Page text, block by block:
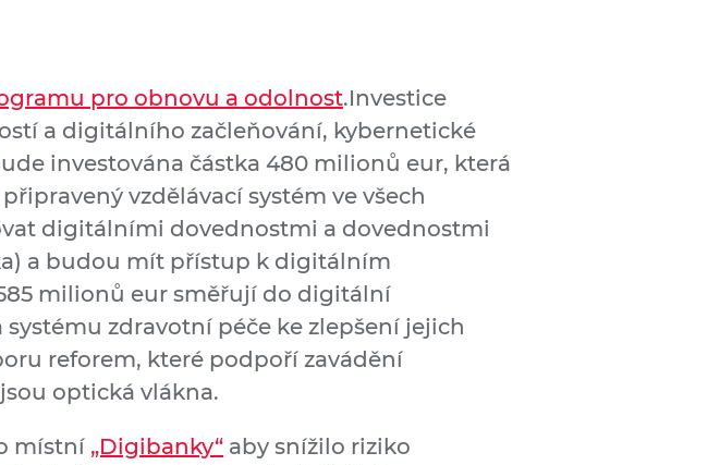
pro obnovu a odolnost.Investice
a digitálního začleňování, kybernetické
investována částka 480 milionů eur, která
vzdělávací systém ve všech
digitálními dovednostmi a dovednostmi
a budou mít přístup k digitálním
milionů eur směřují do digitální
zdravotní péče ke zlepšení jejich
reforem, které podpoří zavádění
optická vlákna.
místní „Digibanky“ aby snížilo riziko